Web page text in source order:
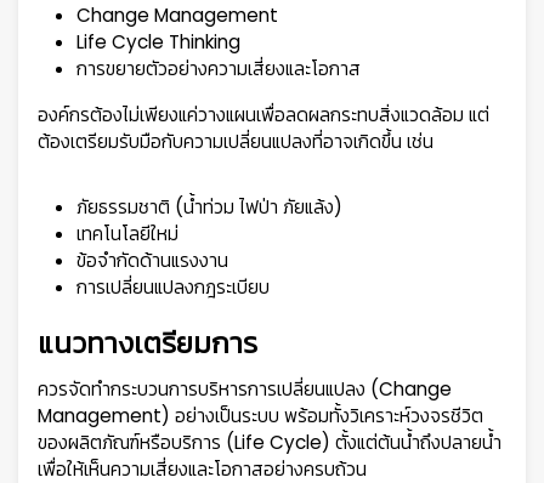
Change Management
Life Cycle Thinking
การขยายตัวอย่างความเสี่ยงและโอกาส
องค์กรต้องไม่เพียงแค่วางแผนเพื่อลดผลกระทบสิ่งแวดล้อม แต่
ต้องเตรียมรับมือกับความเปลี่ยนแปลงที่อาจเกิดขึ้น เช่น
ภัยธรรมชาติ (น้ำท่วม ไฟป่า ภัยแล้ง)
เทคโนโลยีใหม่
ข้อจำกัดด้านแรงงาน
การเปลี่ยนแปลงกฎระเบียบ
แนวทางเตรียมการ
ควรจัดทำกระบวนการบริหารการเปลี่ยนแปลง (Change
Management) อย่างเป็นระบบ พร้อมทั้งวิเคราะห์วงจรชีวิต
ของผลิตภัณฑ์หรือบริการ (Life Cycle) ตั้งแต่ต้นน้ำถึงปลายน้ำ
เพื่อให้เห็นความเสี่ยงและโอกาสอย่างครบถ้วน